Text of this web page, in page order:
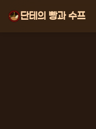
단테의 빵과 수프